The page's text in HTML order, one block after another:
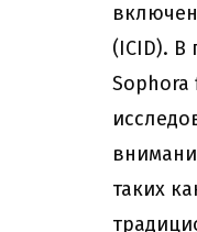
(ICID).
Sophora
таких